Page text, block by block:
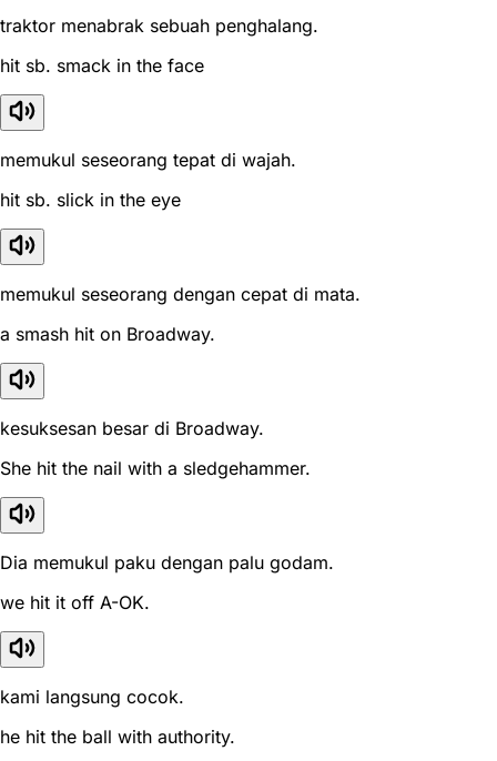
traktor menabrak sebuah penghalang.
hit sb. smack in the face
memukul seseorang tepat di wajah.
hit sb. slick in the eye
memukul seseorang dengan cepat di mata.
a smash hit on Broadway.
kesuksesan besar di Broadway.
She hit the nail with a sledgehammer.
Dia memukul paku dengan palu godam.
we hit it off A-OK.
kami langsung cocok.
he hit the ball with authority.